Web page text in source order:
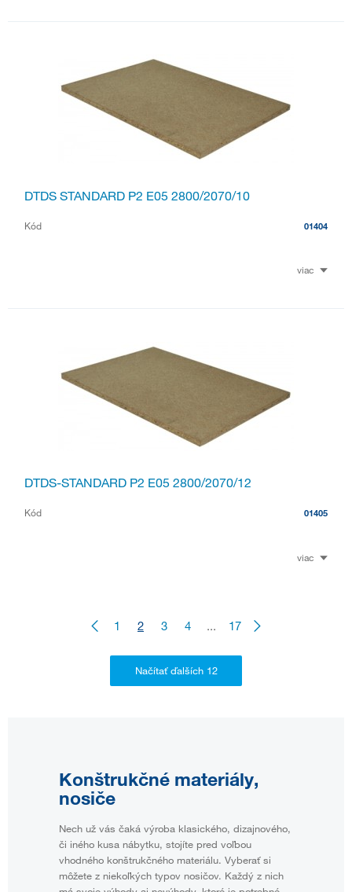
DTDS STANDARD P2 E05 2800/2070/10
Kód 01404
viac
DTDS-STANDARD P2 E05 2800/2070/12
Kód 01405
viac
1 2 3 4 ... 17
Konštrukčné materiály,
nosiče
Nech už vás čaká výroba klasického, dizajnového,
či iného kusa nábytku, stojíte pred voľbou
vhodného konštrukčného materiálu. Vyberať si
môžete z niekoľkých typov nosičov. Každý z nich